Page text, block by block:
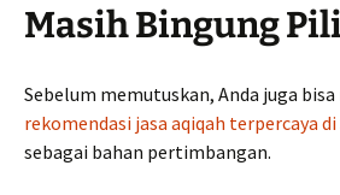
Masih Bingung
Sebelum memutuskan, Anda juga
rekomendasi jasa aqiqah terpercaya di
sebagai bahan pertimbangan.